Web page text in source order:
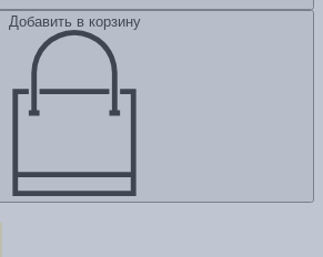
Добавить в корзину